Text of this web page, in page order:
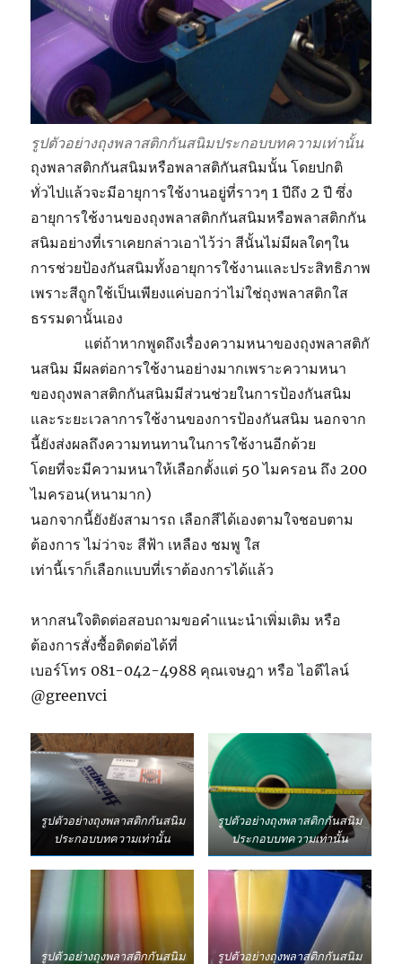
รูปตัวอย่างถุงพลาสติกกันสนิมประกอบบทความเท่านั้น
ถุงพลาสติกกันสนิมหรือพลาสติกันสนิมนั้น โดยปกติ
ทั่วไปแล้วจะมีอายุการใช้งานอยู่ที่ราวๆ 1 ปีถึง 2 ปี ซึ่ง
อายุการใช้งานของถุงพลาสติกกันสนิมหรือพลาสติกกัน
สนิมอย่างที่เราเคยกล่าวเอาไว้ว่า สีนั้นไม่มีผลใดๆใน
การช่วยป้องกันสนิมทั้งอายุการใช้งานและประสิทธิภาพ
เพราะสีถูกใช้เป็นเพียงแค่บอกว่าไม่ใช่ถุงพลาสติกใส
ธรรมดานั้นเอง
แต่ถ้าหากพูดถึงเรื่องความหนาของถุงพลาสติกั
นสนิม มีผลต่อการใช้งานอย่างมากเพราะความหนา
ของถุงพลาสติกกันสนิมมีส่วนช่วยในการป้องกันสนิม
และระยะเวลาการใช้งานของการป้องกันสนิม นอกจาก
นี้ยังส่งผลถึงความทนทานในการใช้งานอีกด้วย
โดยที่จะมีความหนาให้เลือกตั้งแต่ 50 ไมครอน ถึง 200
ไมครอน(หนามาก)
นอกจากนี้ยังยังสามารถ เลือกสีได้เองตามใจชอบตาม
ต้องการ ไม่ว่าจะ สีฟ้า เหลือง ชมพู ใส
เท่านี้เราก็เลือกแบบที่เราต้องการได้แล้ว
หากสนใจติดต่อสอบถามขอคำแนะนำเพิ่มเติม หรือ
ต้องการสั่งซื้อติดต่อได้ที่
เบอร์โทร 081-042-4988 คุณเจษฎา หรือ ไอดีไลน์
@greenvci
รูปตัวอย่างถุงพลาสติกกันสนิม
ประกอบบทความเท่านั้น
รูปตัวอย่างถุงพลาสติกกันสนิม
ประกอบบทความเท่านั้น
รูปตัวอย่างถุงพลาสติกกันสนิม
รูปตัวอย่างถุงพลาสติกกันสนิม